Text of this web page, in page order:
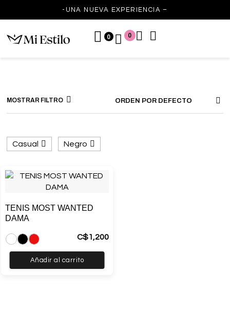
-UNA NUEVA EXPERIENCIA –
0 0
MOSTRAR FILTRO ORDEN POR DEFECTO
Casual Negro
Añadir al carrito
TENIS MOST WANTED
DAMA
C$1,200